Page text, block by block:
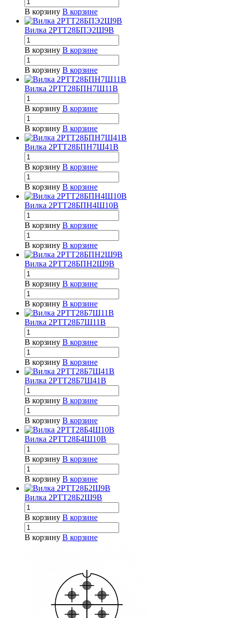
В корзину В корзине
Вилка 2РТТ28БПЭ2Ш9В
В корзину В корзине
В корзину В корзине
Вилка 2РТТ28БПН7Ш11В
В корзину В корзине
В корзину В корзине
Вилка 2РТТ28БПН7Ш41В
В корзину В корзине
В корзину В корзине
Вилка 2РТТ28БПН4Ш10В
В корзину В корзине
В корзину В корзине
Вилка 2РТТ28БПН2Ш9В
В корзину В корзине
В корзину В корзине
Вилка 2РТТ28Б7Ш11В
В корзину В корзине
В корзину В корзине
Вилка 2РТТ28Б7Ш41В
В корзину В корзине
В корзину В корзине
Вилка 2РТТ28Б4Ш10В
В корзину В корзине
В корзину В корзине
Вилка 2РТТ28Б2Ш9В
В корзину В корзине
В корзину В корзине